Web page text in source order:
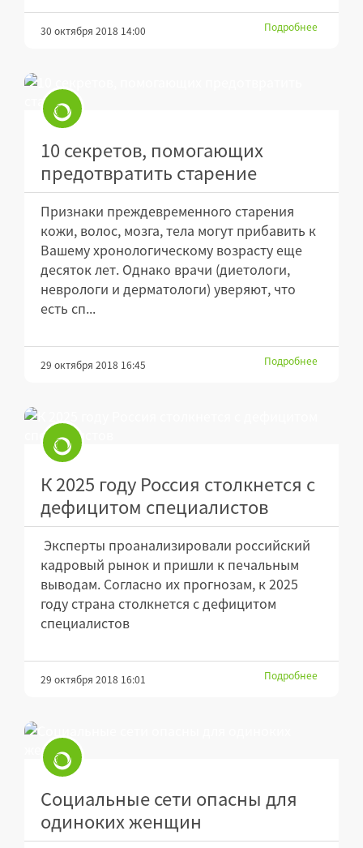
30 октября 2018 14:00 Подробнее
10 секретов, помогающих
предотвратить старение
Признаки преждевременного старения
кожи, волос, мозга, тела могут прибавить к
Вашему хронологическому возрасту еще
десяток лет. Однако врачи (диетологи,
неврологи и дерматологи) уверяют, что
есть сп...
29 октября 2018 16:45 Подробнее
К 2025 году Россия столкнется с
дефицитом специалистов
Эксперты проанализировали российский
кадровый рынок и пришли к печальным
выводам. Согласно их прогнозам, к 2025
году страна столкнется с дефицитом
специалистов
29 октября 2018 16:01 Подробнее
Социальные сети опасны для
одиноких женщин